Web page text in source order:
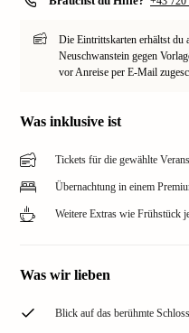
Die Eintrittskarten erhältst du
Neuschwanstein gegen
vor Anreise per E-Mail
Was inklusive ist
Tickets für die gewählte
Übernachtung in einem
Weitere Extras wie Frühstück
Was wir lieben
Blick auf das berühmte